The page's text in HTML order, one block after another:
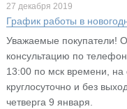
27 декабря 2019
График работы в
Уважаемые покупатели!
консультацию по
13:00 по мск времени, на
круглосуточно и без
четверга 9 января.